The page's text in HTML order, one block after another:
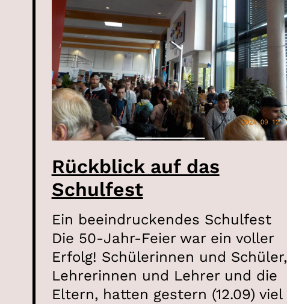
Rückblick auf das
Schulfest
Ein beeindruckendes Schulfest
Die 50-Jahr-Feier war ein voller
Erfolg! Schülerinnen und Schüler,
Lehrerinnen und Lehrer und die
Eltern, hatten gestern (12.09) viel